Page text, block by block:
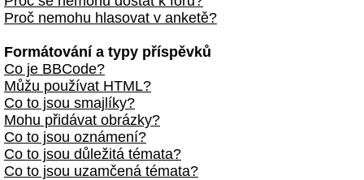
Proč nemohu hlasovat v anketě?
Formátování a typy příspěvků
Co je BBCode?
Můžu používat HTML?
Co to jsou smajlíky?
Mohu přidávat obrázky?
Co to jsou oznámení?
Co to jsou důležitá témata?
Co to jsou uzamčená témata?